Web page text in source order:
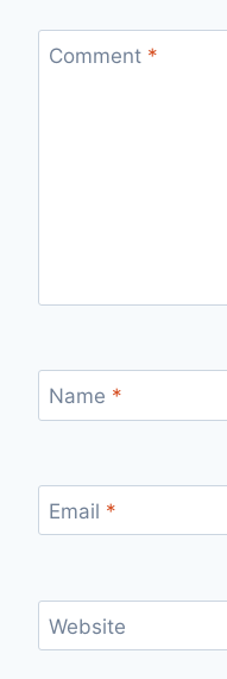
Comment *
Name *
Email *
Website